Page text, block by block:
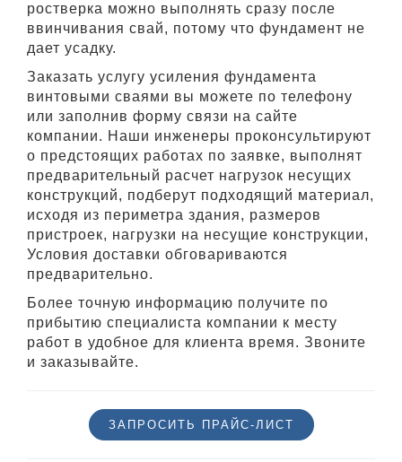
ростверка можно выполнять сразу после
ввинчивания свай, потому что фундамент не
дает усадку.
Заказать услугу усиления фундамента
винтовыми сваями вы можете по телефону
или заполнив форму связи на сайте
компании. Наши инженеры проконсультируют
о предстоящих работах по заявке, выполнят
предварительный расчет нагрузок несущих
конструкций, подберут подходящий материал,
исходя из периметра здания, размеров
пристроек, нагрузки на несущие конструкции,
Условия доставки обговариваются
предварительно.
Более точную информацию получите по
прибытию специалиста компании к месту
работ в удобное для клиента время. Звоните
и заказывайте.
ЗАПРОСИТЬ ПРАЙС-ЛИСТ